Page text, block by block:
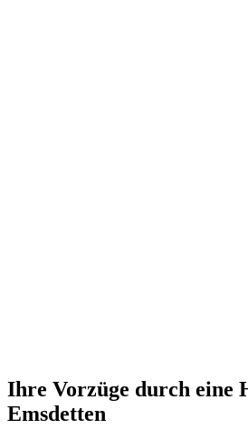
Ihre Vorzüge durch eine
Emsdetten